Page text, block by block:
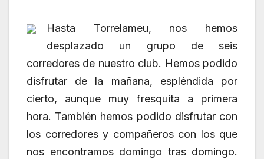
Hasta Torrelameu, nos hemos
desplazado un grupo de seis
corredores de nuestro club. Hemos podido
disfrutar de la mañana, espléndida por
cierto, aunque muy fresquita a primera
hora. También hemos podido disfrutar con
los corredores y compañeros con los que
nos encontramos domingo tras domingo.